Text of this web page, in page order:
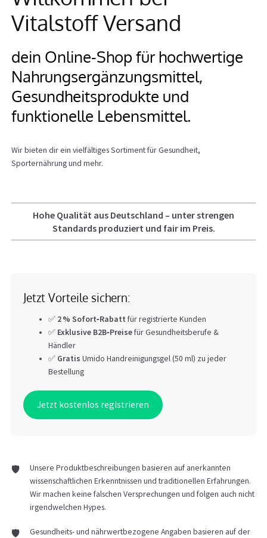
Info
Vitalstoff Versand
dein Online-Shop für hochwertige
Nahrungsergänzungsmittel,
Gesundheitsprodukte und
funktionelle Lebensmittel.
Wir bieten dir ein vielfältiges Sortiment für Gesundheit,
Sporternährung und mehr.
Hohe Qualität aus Deutschland – unter strengen
Standards produziert und fair im Preis.
Jetzt Vorteile sichern:
✅ 2 % Sofort‑Rabatt für registrierte Kunden
✅ Exklusive B2B‑Preisefür Gesundheitsberufe &
Händler
✅ Gratis Umido Handreinigungsgel (50 ml) zu jeder
Bestellung
Jetzt kostenlos registrieren
Unsere Produktbeschreibungen basieren auf anerkannten
wissenschaftlichen Erkenntnissen und traditionellen Erfahrungen.
Wir machen keine falschen Versprechungen und folgen auch nicht
irgendwelchen Hypes.
Gesundheits- und nährwertbezogene Angaben basieren auf der